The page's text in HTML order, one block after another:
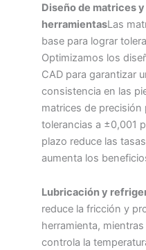
Diseño de matrices
herramientasLas
base para lograr
Optimizamos los
CAD para garantizar
consistencia en las
matrices de precisión
tolerancias a ±0,001
plazo reduce las
aumenta los
Lubricación y
reduce la fricción y
herramienta,
controla la